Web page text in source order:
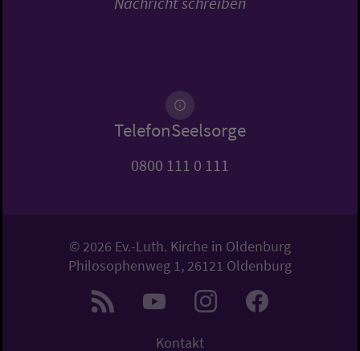
TelefonSeelsorge
0800 111 0 111
© 2026 Ev.-Luth. Kirche in Oldenburg
Philosophenweg 1, 26121 Oldenburg
Kontakt